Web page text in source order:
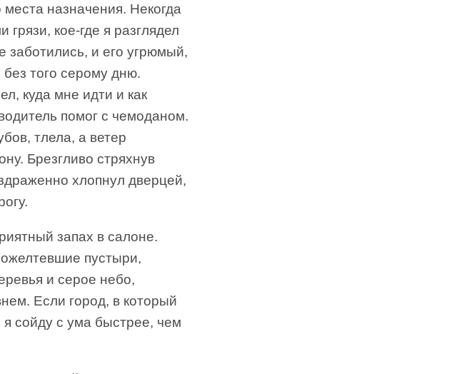
назначения. Некогда
кое-где я разглядел
заботились, и его угрюмый,
того серому дню.
куда мне идти и как
помог с чемоданом.
тлела, а ветер
Брезгливо стряхнув
хлопнул дверцей,
запах в салоне.
пустыри,
и серое небо,
Если город, в который
я сойду с ума быстрее, чем